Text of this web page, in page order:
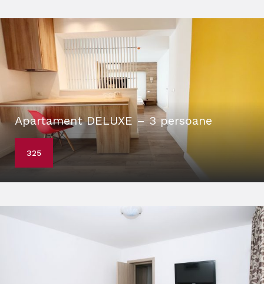
Apartament DELUXE – 3 persoane
325